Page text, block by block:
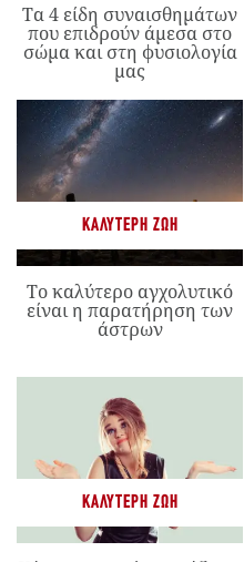
Τα 4 είδη συναισθημάτων
που επιδρούν άμεσα στο
σώμα και στη φυσιολογία
μας
ΚΑΛΎΤΕΡΗ ΖΩΉ
Το καλύτερο αγχολυτικό
είναι η παρατήρηση των
άστρων
ΚΑΛΎΤΕΡΗ ΖΩΉ